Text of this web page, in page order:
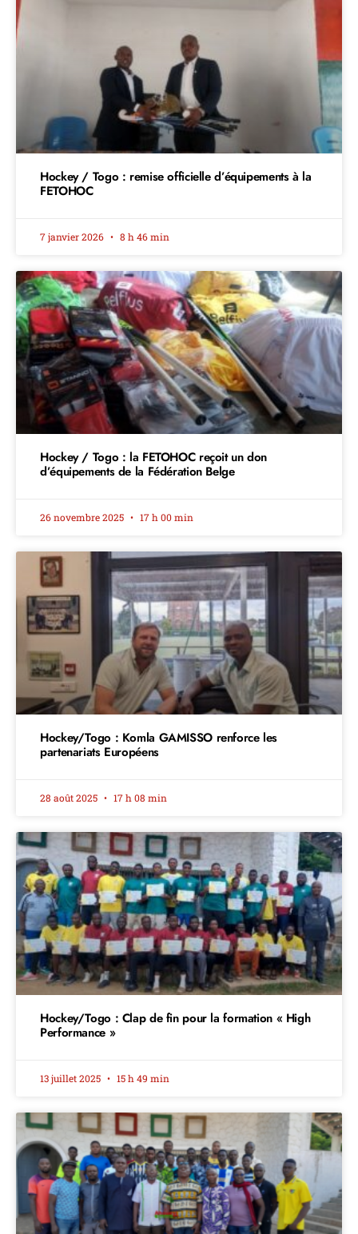
Hockey / Togo : remise officielle d’équipements à la
FETOHOC
7 janvier 2026 8 h 46 min
Hockey / Togo : la FETOHOC reçoit un don
d’équipements de la Fédération Belge
26 novembre 2025 17 h 00 min
Hockey/Togo : Komla GAMISSO renforce les
partenariats Européens
28 août 2025 17 h 08 min
Hockey/Togo : Clap de fin pour la formation « High
Performance »
13 juillet 2025 15 h 49 min